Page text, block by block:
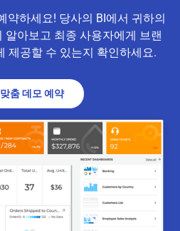
약하세요! 당사의 BI에서 귀하의
알아보고 최종 사용자에게 브랜
제공할 수 있는지 확인하세요.
춤 데모 예약